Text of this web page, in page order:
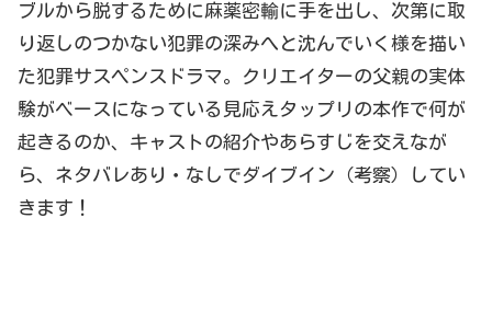
ブルから脱するために麻薬密輸に手を出し、次第に取
り返しのつかない犯罪の深みへと沈んでいく様を描い
た犯罪サスペンスドラマ。クリエイターの父親の実体
験がベースになっている見応えタップリの本作で何が
起きるのか、キャストの紹介やあらすじを交えなが
ら、ネタバレあり・なしでダイブイン（考察）してい
きます！